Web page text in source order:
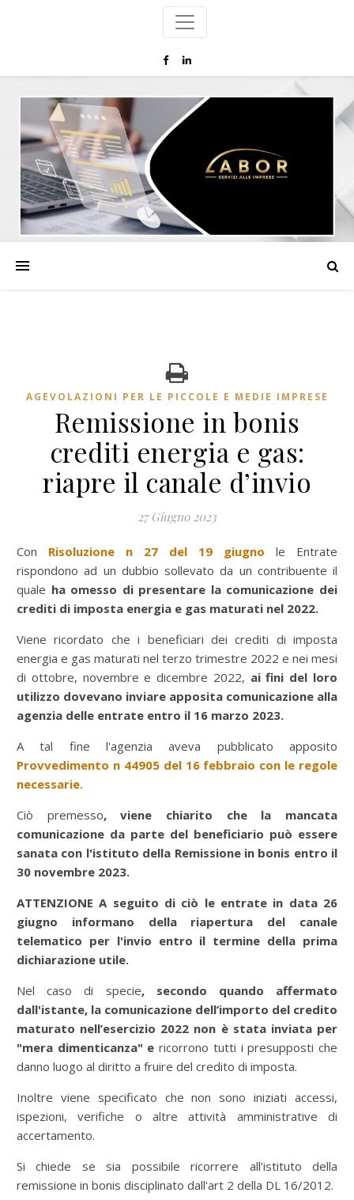
AGEVOLAZIONI PER LE PICCOLE E MEDIE IMPRESE
Remissione in bonis
crediti energia e gas:
riapre il canale d’invio
27 Giugno 2023
Con Risoluzione n 27 del 19 giugno le Entrate
rispondono ad un dubbio sollevato da un contribuente il
quale ha omesso di presentare la comunicazione dei
crediti di imposta energia e gas maturati nel 2022.
Viene ricordato che i beneficiari dei crediti di imposta
energia e gas maturati nel terzo trimestre 2022 e nei mesi
di ottobre, novembre e dicembre 2022, ai fini del loro
utilizzo dovevano inviare apposita comunicazione alla
agenzia delle entrate entro il 16 marzo 2023.
A tal fine l'agenzia aveva pubblicato apposito
Provvedimento n 44905 del 16 febbraio con le regole
necessarie.
Ciò premesso, viene chiarito che la mancata
comunicazione da parte del beneficiario può essere
sanata con l'istituto della Remissione in bonis entro il
30 novembre 2023.
ATTENZIONE A seguito di ciò le entrate in data 26
giugno informano della riapertura del canale
telematico per l'invio entro il termine della prima
dichiarazione utile.
Nel caso di specie, secondo quando affermato
dall'istante, la comunicazione dell’importo del credito
maturato nell’esercizio 2022 non è stata inviata per
"mera dimenticanza" e ricorrono tutti i presupposti che
danno luogo al diritto a fruire del credito di imposta.
Inoltre viene specificato che non sono iniziati accessi,
ispezioni, verifiche o altre attività amministrative di
accertamento.
Si chiede se sia possibile ricorrere all’istituto della
remissione in bonis disciplinato dall'art 2 della DL 16/2012.